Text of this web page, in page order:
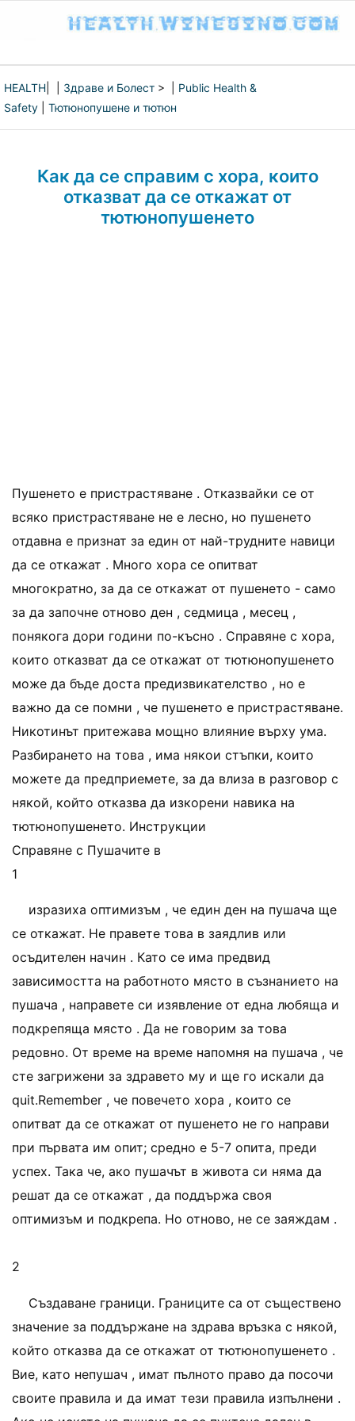
HEALTH Здраве и Болест > | Public Health &
Safety
Тютюнопушене и тютюн
Как да се справим с хора, които
отказват да се откажат от
тютюнопушенето
Пушенето е пристрастяване . Отказвайки се от
всяко пристрастяване не е лесно, но пушенето
отдавна е признат за един от най-трудните навици
да се откажат . Много хора се опитват
многократно, за да се откажат от пушенето - само
за да започне отново ден , седмица , месец ,
понякога дори години по-късно . Справяне с хора,
които отказват да се откажат от тютюнопушенето
може да бъде доста предизвикателство , но е
важно да се помни , че пушенето е пристрастяване.
Никотинът притежава мощно влияние върху ума.
Разбирането на това , има някои стъпки, които
можете да предприемете, за да влиза в разговор с
някой, който отказва да изкорени навика на
тютюнопушенето. Инструкции
Справяне с Пушачите в
1
изразиха оптимизъм , че един ден на пушача ще
се откажат. Не правете това в заядлив или
осъдителен начин . Като се има предвид
зависимостта на работното място в съзнанието на
пушача , направете си изявление от една любяща и
подкрепяща място . Да не говорим за това
редовно. От време на време напомня на пушача , че
сте загрижени за здравето му и ще го искали да
quit.Remember , че повечето хора , които се
опитват да се откажат от пушенето не го направи
при първата им опит; средно е 5-7 опита, преди
успех. Така че, ако пушачът в живота си няма да
решат да се откажат , да поддържа своя
оптимизъм и подкрепа. Но отново, не се заяждам .
2
Създаване граници. Границите са от съществено
значение за поддържане на здрава връзка с някой,
който отказва да се откажат от тютюнопушенето .
Вие, като непушач , имат пълното право да посочи
своите правила и да имат тези правила изпълнени .